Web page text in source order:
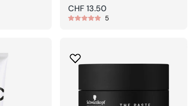
Regulärer
Preis
CHF 13.50
5